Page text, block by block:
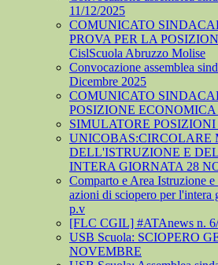
11/12/2025
COMUNICATO
PROVA PER LA
CislScuola Abruzzo Molise
Convocazione assemblea
Dicembre 2025
COMUNICATO
POSIZIONE ECONOMICA
SIMULATORE
UNICOBAS:CIRCOLARE
DELL'ISTRUZIONE E
INTERA GIORNATA 28
Comparto e Area Istruzione e
azioni di sciopero per l'intera
p.v
[FLC CGIL] #ATAnews n.
USB Scuola: SCIOPERO
NOVEMBRE